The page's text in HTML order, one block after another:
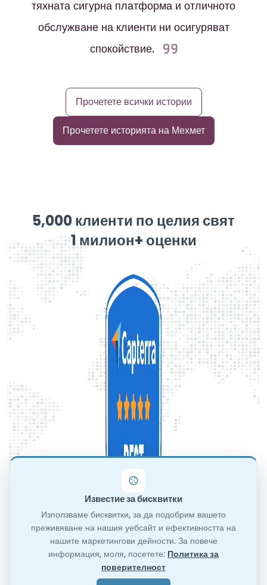
тяхната сигурна платформа и отличното
обслужване на клиенти ни осигуряват
спокойствие.
Прочетете всички истории
Прочетете историята на Мехмет
5,000 клиенти по целия свят
1 милион+ оценки
Известие за бисквитки
Използваме бисквитки, за да подобрим вашето
преживяване на нашия уебсайт и ефективността на
нашите маркетингови дейности. За повече
информация, моля, посетете: Политика за
поверителност